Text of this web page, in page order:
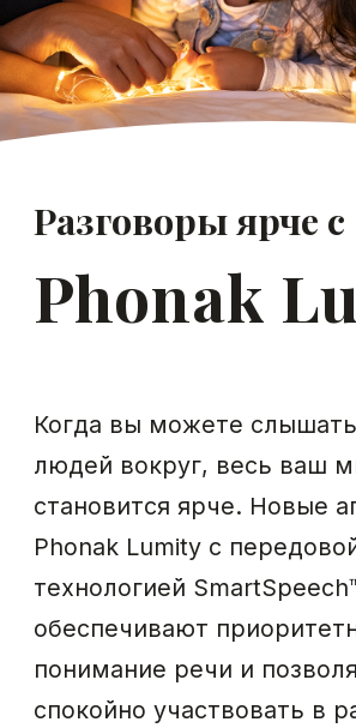
Phonak Lumity
становится ярче. Новые аппараты
Phonak Lumity с передовой
обеспечивают приоритетное
понимание речи и позволяет вам